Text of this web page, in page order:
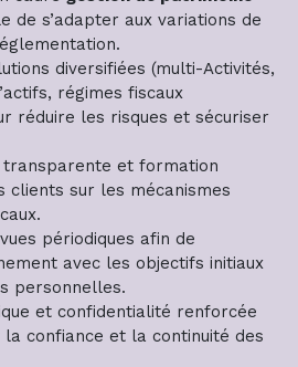
de s’adapter aux variations de
diversifiées (multi-Activités,
régimes fiscaux
réduire les risques et sécuriser
transparente et formation
clients sur les mécanismes
périodiques afin de
avec les objectifs initiaux
personnelles.
et confidentialité renforcée
confiance et la continuité des